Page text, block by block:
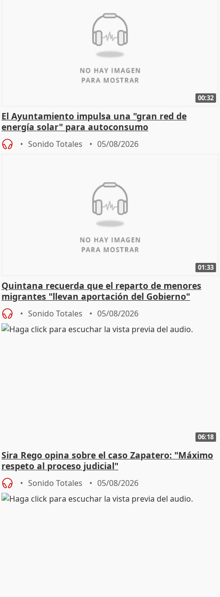
00:32
El Ayuntamiento impulsa una "gran red de
energía solar" para autoconsumo
Sonido Totales 05/08/2026
01:33
Quintana recuerda que el reparto de menores
migrantes "llevan aportación del Gobierno"
central
Sonido Totales 05/08/2026
06:18
Sira Rego opina sobre el caso Zapatero: "Máximo
respeto al proceso judicial"
Sonido Totales 05/08/2026